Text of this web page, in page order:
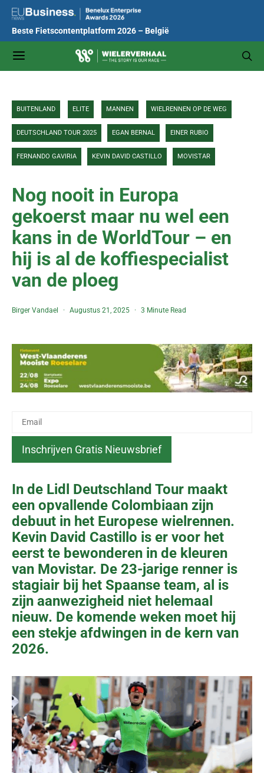
Beste Fietscontentplatform 2026 – België
BUITENLAND ELITE MANNEN WIELRENNEN OP DE WEG
DEUTSCHLAND TOUR 2025 EGAN BERNAL EINER RUBIO
FERNANDO GAVIRIA KEVIN DAVID CASTILLO MOVISTAR
Nog nooit in Europa
gekoerst maar nu wel een
kans in de WorldTour – en
hij is al de koffiespecialist
van de ploeg
Birger Vandael Augustus 21, 2025 3 Minute Read
In de Lidl Deutschland Tour maakt
een opvallende Colombiaan zijn
debuut in het Europese wielrennen.
Kevin David Castillo is er voor het
eerst te bewonderen in de kleuren
van Movistar. De 23-jarige renner is
stagiair bij het Spaanse team, al is
zijn aanwezigheid niet helemaal
nieuw. De komende weken moet hij
een stekje afdwingen in de kern van
2026.